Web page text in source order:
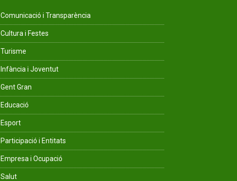
Comunicació i Transparència
Cultura i Festes
Turisme
Infància i Joventut
Gent Gran
Educació
Esport
Participació i Entitats
Empresa i Ocupació
Salut